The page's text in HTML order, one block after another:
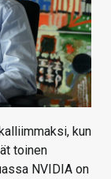
kun
toinen
NVIDIA on